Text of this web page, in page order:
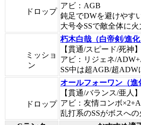
ドロップ
アビ：AGB
鈍足でDWを避けやすい
大号令SSで敵全体に火
ミッショ
ン
朽木白哉（白帝剣/進化
【貫通/スピード/死神】
アビ：リジェネ/
SS中は超AGB/超ADW
ドロップ
オールフォーワン（進
【貫通/バランス/亜人】
アビ：友情コンボ
乱打系のSSがボスへの